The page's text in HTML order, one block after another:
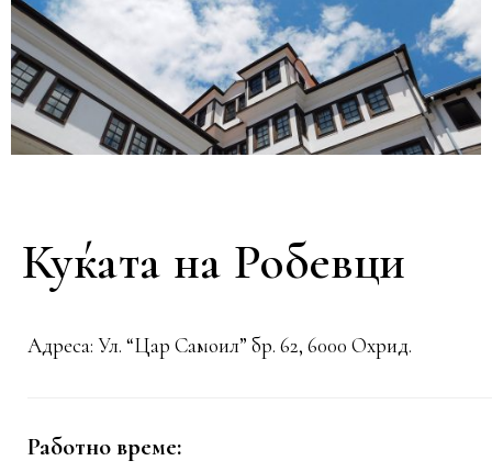
Куќата на Робевци
Адреса: Ул. “Цар Самоил” бр. 62, 6000 Охрид.
Работно време: